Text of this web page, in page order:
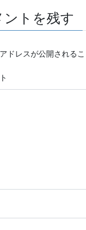
ントを残す
ドレスが公開されるこ